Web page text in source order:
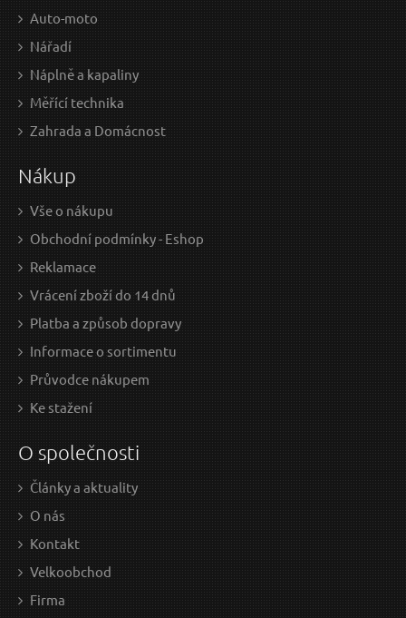
Auto-moto
Nářadí
Náplně a kapaliny
Měřící technika
Zahrada a Domácnost
Nákup
Vše o nákupu
Obchodní podmínky - Eshop
Reklamace
Vrácení zboží do 14 dnů
Platba a způsob dopravy
Informace o sortimentu
Průvodce nákupem
Ke stažení
O společnosti
Články a aktuality
O nás
Kontakt
Velkoobchod
Firma